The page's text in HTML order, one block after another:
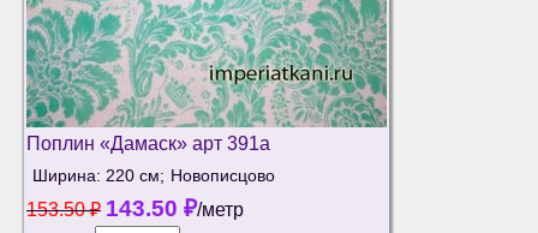
Поплин «Дамаск» арт 391а
Ширина: 220 см; Новописцово
153.50₽ 143.50 ₽/метр